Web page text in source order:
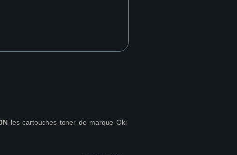
les cartouches toner de marque Oki